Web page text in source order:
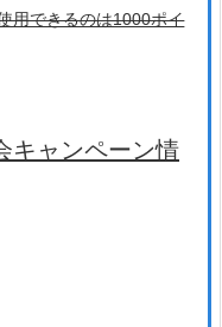
用できるのは1000ポイ
キャンペーン情